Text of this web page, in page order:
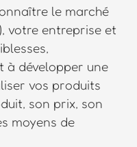
le marché
votre entreprise et
à développer une
vos produits
son prix, son
moyens de